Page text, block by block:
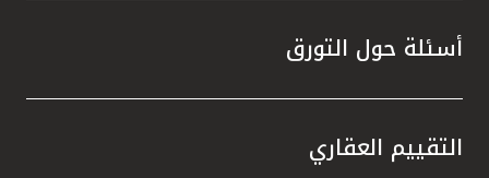
أسئلة حول التورق
التقييم العقاري